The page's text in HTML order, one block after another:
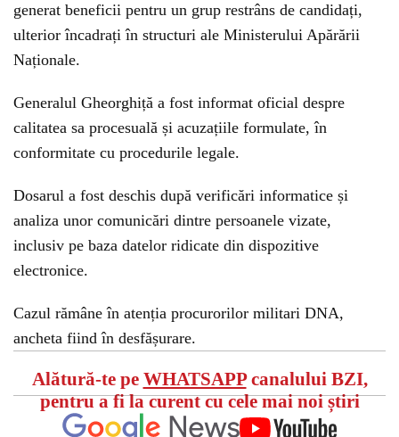
generat beneficii pentru un grup restrâns de candidați,
ulterior încadrați în structuri ale Ministerului Apărării
Naționale.
Generalul Gheorghiță a fost informat oficial despre
calitatea sa procesuală și acuzațiile formulate, în
conformitate cu procedurile legale.
Dosarul a fost deschis după verificări informatice și
analiza unor comunicări dintre persoanele vizate,
inclusiv pe baza datelor ridicate din dispozitive
electronice.
Cazul rămâne în atenția procurorilor militari DNA,
ancheta fiind în desfășurare.
Alătură-te pe WHATSAPPcanalului BZI,
pentru a fi la curent cu cele mai noi știri